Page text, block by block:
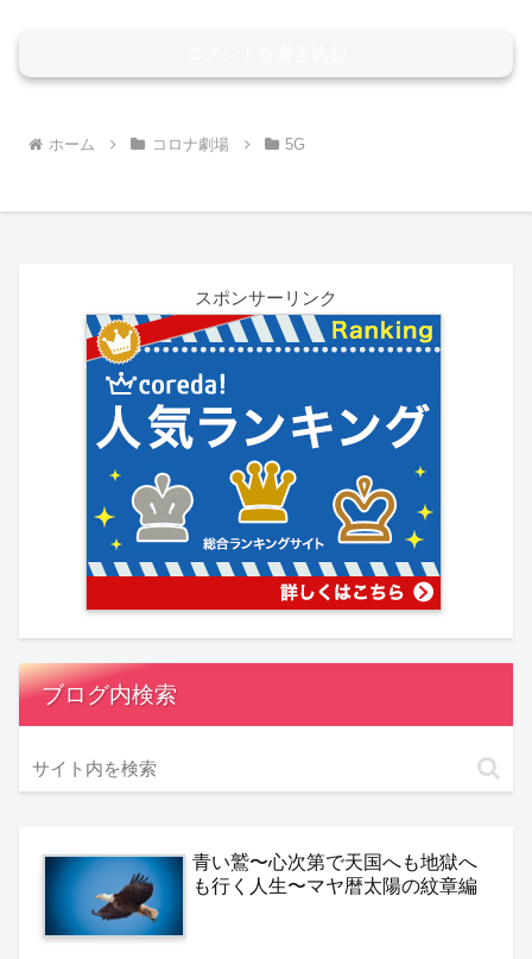
ホーム コロナ劇場 5G
スポンサーリンク
ブログ内検索
青い鷲〜心次第で天国へも地獄へ
も行く人生〜マヤ暦太陽の紋章編